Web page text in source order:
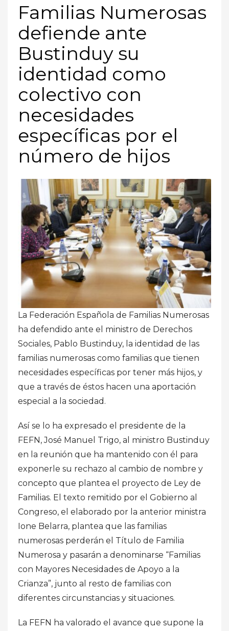
Familias Numerosas
defiende ante
Bustinduy su
identidad como
colectivo con
necesidades
específicas por el
número de hijos
La Federación Española de Familias Numerosas
ha defendido ante el ministro de Derechos
Sociales, Pablo Bustinduy, la identidad de las
familias numerosas como familias que tienen
necesidades específicas por tener más hijos, y
que a través de éstos hacen una aportación
especial a la sociedad.
Así se lo ha expresado el presidente de la
FEFN, José Manuel Trigo, al ministro Bustinduy
en la reunión que ha mantenido con él para
exponerle su rechazo al cambio de nombre y
concepto que plantea el proyecto de Ley de
Familias. El texto remitido por el Gobierno al
Congreso, el elaborado por la anterior ministra
Ione Belarra, plantea que las familias
numerosas perderán el Título de Familia
Numerosa y pasarán a denominarse “Familias
con Mayores Necesidades de Apoyo a la
Crianza”, junto al resto de familias con
diferentes circunstancias y situaciones.
La FEFN ha valorado el avance que supone la